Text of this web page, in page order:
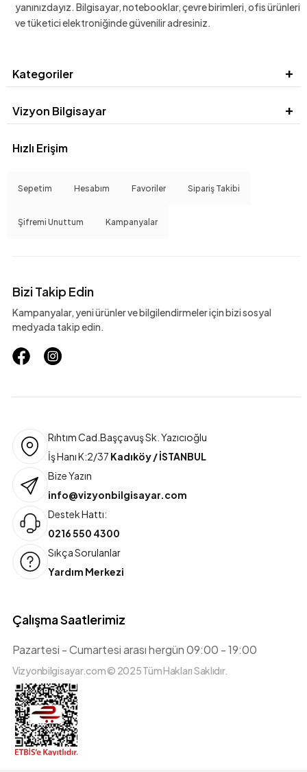
yanınızdayız. Bilgisayar, notebooklar, çevre birimleri, ofis ürünleri
ve tüketici elektroniğinde güvenilir adresiniz.
Kategoriler
Vizyon Bilgisayar
Hızlı Erişim
Sepetim Hesabım Favoriler Sipariş Takibi
Şifremi Unuttum Kampanyalar
Bizi Takip Edin
Kampanyalar, yeni ürünler ve bilgilendirmeler için bizi sosyal
medyada takip edin.
Rıhtım Cad.Başçavuş Sk. Yazıcıoğlu
İş Hanı K:2/37 Kadıköy / İSTANBUL
Bize Yazın
info@vizyonbilgisayar.com
Destek Hattı:
0216 550 4300
Sıkça Sorulanlar
Yardım Merkezi
Çalışma Saatlerimiz
Pazartesi - Cumartesi arası hergün 09:00 - 19:00
Vizyonbilgisayar.com © 2025 Tüm Hakları Saklıdır.